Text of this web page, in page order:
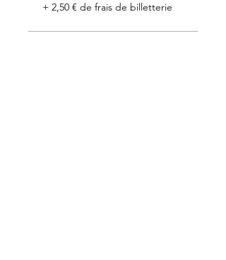
+ 2,50 € de frais de billetterie